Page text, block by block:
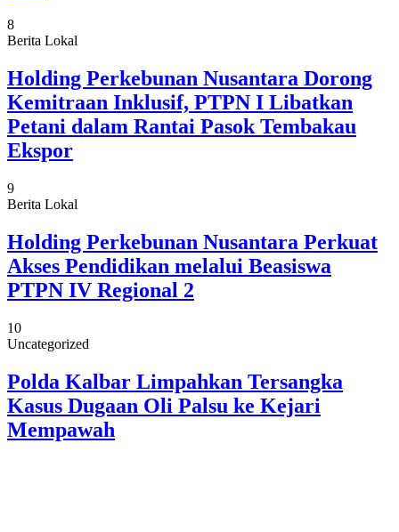
8
Berita Lokal
Holding Perkebunan Nusantara Dorong
Kemitraan Inklusif, PTPN I Libatkan
Petani dalam Rantai Pasok Tembakau
Ekspor
9
Berita Lokal
Holding Perkebunan Nusantara Perkuat
Akses Pendidikan melalui Beasiswa
PTPN IV Regional 2
10
Uncategorized
Polda Kalbar Limpahkan Tersangka
Kasus Dugaan Oli Palsu ke Kejari
Mempawah